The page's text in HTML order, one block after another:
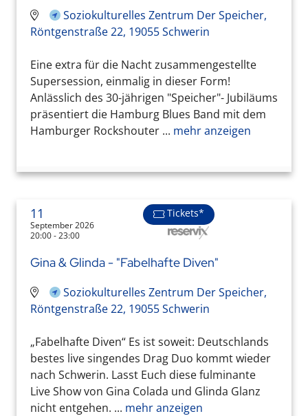
Soziokulturelles Zentrum Der Speicher,
Röntgenstraße 22, 19055 Schwerin
Eine extra für die Nacht zusammengestellte
Supersession, einmalig in dieser Form!
Anlässlich des 30-jährigen "Speicher"- Jubiläums
präsentiert die Hamburg Blues Band mit dem
Hamburger Rockshouter ... mehr anzeigen
11
September 2026
20:00 - 23:00
Tickets*
Gina & Glinda - "Fabelhafte Diven"
Soziokulturelles Zentrum Der Speicher,
Röntgenstraße 22, 19055 Schwerin
„Fabelhafte Diven“ Es ist soweit: Deutschlands
bestes live singendes Drag Duo kommt wieder
nach Schwerin. Lasst Euch diese fulminante
Live Show von Gina Colada und Glinda Glanz
nicht entgehen. ... mehr anzeigen